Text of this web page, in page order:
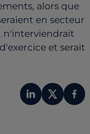
alors que
en secteur
n'interviendrait
et serait